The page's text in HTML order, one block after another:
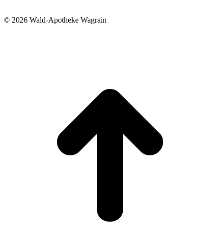
© 2026 Wald-Apotheke Wagrain